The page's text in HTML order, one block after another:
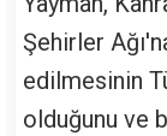
Şehirler
edilmesinin
olduğunu ve